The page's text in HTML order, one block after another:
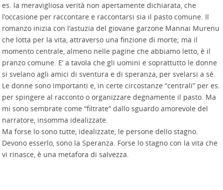
es. la meravigliosa verità non apertamente dichiarata, che
l’occasione per raccontare e raccontarsi sia il pasto comune. Il
romanzo inizia con l’astuzia del giovane garzone Mannai Murenu
che lotta per la vita, attraverso una finzione di morte; ma il
momento centrale, almeno nelle pagine che abbiamo letto, è il
pranzo comune. E’ a tavola che gli uomini e soprattutto le donne
si svelano agli amici di sventura e di speranza, per svelarsi a sé.
Le donne sono importanti e, in certe circostanze “centrali” per es.
per spingere al racconto o organizzare degnamente il pasto. Ma
mi sono sembrate come “filtrate” dallo sguardo amorevole del
narratore, insomma idealizzate.
Ma forse lo sono tutte, idealizzate, le persone dello stagno.
Devono esserlo, sono la Speranza. Forse lo stagno con la vita che
vi rinasce, è una metafora di salvezza.